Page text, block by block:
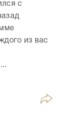
с
из вас